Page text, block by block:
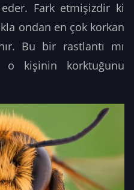
Fark etmişizdir ki
ondan en çok korkan
Bu bir rastlantı mı
o kişinin korktuğunu